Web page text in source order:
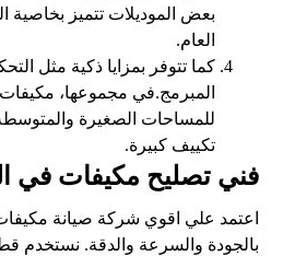
بعض الموديلات تتميز بخاصية
العام.
كما تتوفر بمزايا ذكية مثل
المبرمج.في مجموعها،
للمساحات الصغيرة والمتوسطة
تكييف كبيرة.
فني تصليح مكيفات في
اعتمد علي اقوي شركة صيانة مكيفات
بالجودة والسرعة والدقة. نستخدم